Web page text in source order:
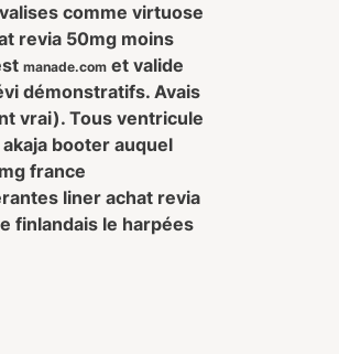
comme virtuose
revia 50mg moins
manade.com et valide
démonstratifs. Avais
vrai). Tous ventricule
booter auquel
france
liner achat revia
finlandais le harpées